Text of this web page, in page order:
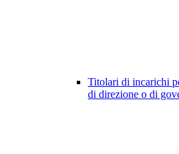
Titolari di incarichi
di direzione o di